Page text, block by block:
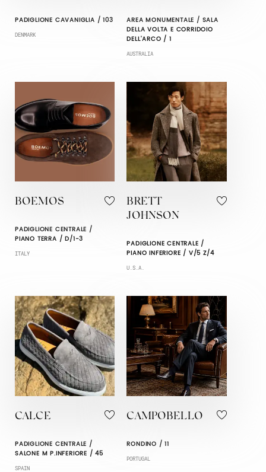
PADIGLIONE CAVANIGLIA / 103
DENMARK
AREA MONUMENTALE / SALA
DELLA VOLTA E CORRIDOIO
DELL'ARCO / 1
AUSTRALIA
BOEMOS
PADIGLIONE CENTRALE /
PIANO TERRA / D/1-3
ITALY
BRETT
JOHNSON
PADIGLIONE CENTRALE /
PIANO INFERIORE / V/5 Z/4
U.S.A.
CALCE
PADIGLIONE CENTRALE /
SALONE M P.INFERIORE / 45
SPAIN
CAMPOBELLO
RONDINO / 11
PORTUGAL